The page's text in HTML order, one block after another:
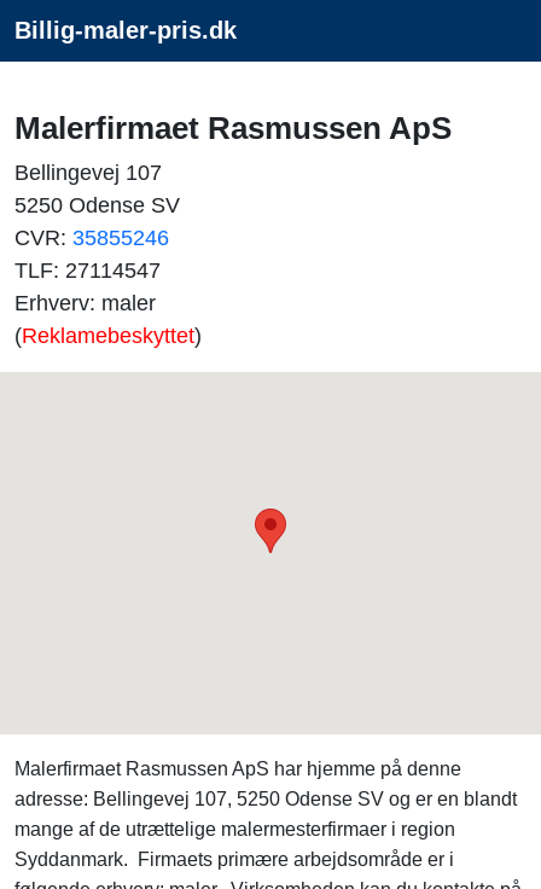
Billig-maler-pris.dk
Malerfirmaet Rasmussen ApS
Bellingevej 107
5250 Odense SV
CVR: 35855246
TLF: 27114547
Erhverv: maler
(Reklamebeskyttet)
Malerfirmaet Rasmussen ApS har hjemme på denne
adresse: Bellingevej 107, 5250 Odense SV og er en blandt
mange af de utrættelige malermesterfirmaer i region
Syddanmark. Firmaets primære arbejdsområde er i